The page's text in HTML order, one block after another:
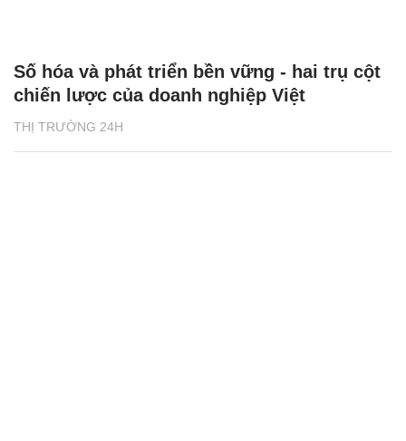
THỊ TRƯỜNG 24H
Số hóa và phát triển bền vững - hai trụ cột
chiến lược của doanh nghiệp Việt